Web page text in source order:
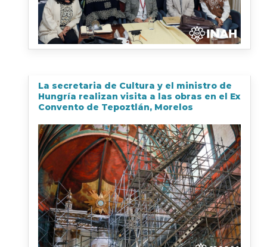
La secretaria de Cultura y el ministro de
Hungría realizan visita a las obras en el Ex
Convento de Tepoztlán, Morelos